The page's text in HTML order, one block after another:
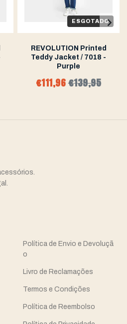
ESGOTADO
REVOLUTION Printed
Teddy Jacket / 7018 -
Purple
€111,96€139,95
Política de Envio e Devoluçã
o
Livro de Reclamações
Termos e Condições
Política de Reembolso